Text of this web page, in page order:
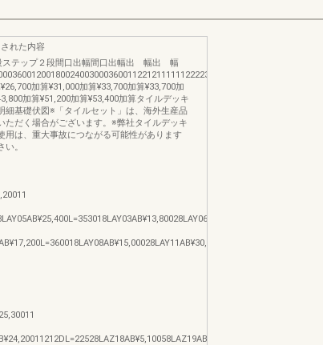
れた内容
ステップ２段間口出幅間口出幅出 幅出 幅
加算¥31,000加算¥33,700加算¥33,700加
加算¥51,200加算¥53,400加算タイルデッキ
細基礎伏図※「タイルセット」は、海外生産品
ただく場合がございます。※弊社タイルデッキ
用は、重大事故につながる可能性があります
。